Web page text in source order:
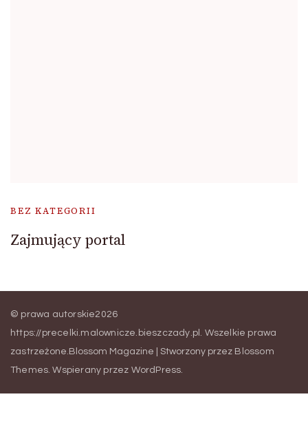
BEZ KATEGORII
Zajmujący portal
© prawa autorskie2026
https://precelki.malownicze.bieszczady.pl . Wszelkie prawa
zastrzeżone. Blossom Magazine | Stworzony przez Blossom
Themes. Wspierany przez WordPress.